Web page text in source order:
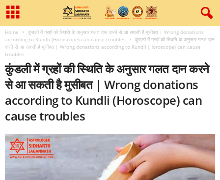
Home
कुंडली में ग्रहों की स्थिति के अनुसार गलत दान करने से आ सकती है मुसीबत | Wrong donations
according to Kundli (Horoscope) can cause troubles
कुंडली में ग्रहों की स्थिति के अनुसार गलत दान
करने से आ सकती है मुसीबत | Wrong donations according to Kundli (Horoscope) can cause
troubles
कुंडली में ग्रहों की स्थिति के अनुसार गलत दान करने
से आ सकती है मुसीबत | Wrong donations
according to Kundli (Horoscope) can
cause troubles